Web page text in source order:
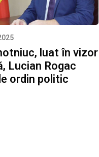
luat în vizor
Lucian Rogac
ordin politic